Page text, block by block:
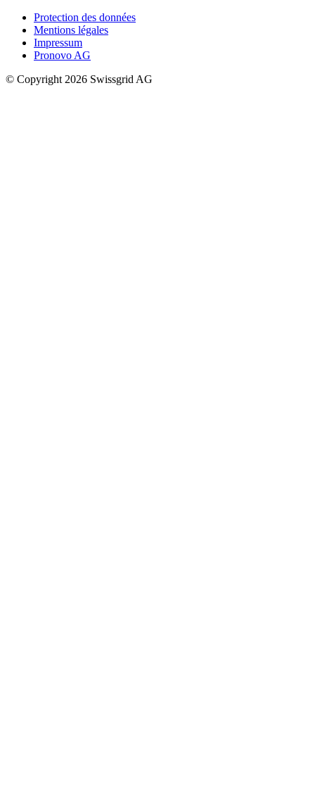
Protection des données
Mentions légales
Impressum
Pronovo AG
© Copyright 2026 Swissgrid AG